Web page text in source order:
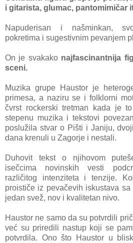
i gitarista, glumac, pantomimičar
Napuderisan i našminkan,
pokretima i sugestivnim pevanjem
On je svakako najfascinantnija
sceni.
Muzika grupe Haustor je
primesa, a naziru se i folklorni
čvrst rockerski tretman kada je
stepenu muzika i tekstovi
poslužila stvar oPišti i Janiju,
dana krenuli u Zagorje i nestali.
Duhovit tekst o njihovom
isečcima novinskih vesti
različitog intenziteta i tenzije.
proističe iz pevačevih iskustava
jedan svež, nov i kvalitetan nivo.
Haustor ne samo da su potvrdili
već su priredili nastup koji se
potvrdila. Ono što Haustor u